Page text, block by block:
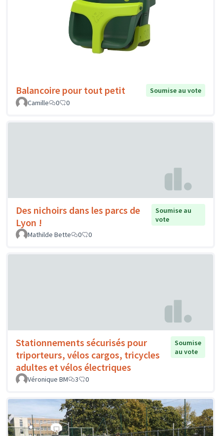
Balancoire pour tout petit
Soumise au vote
Camille
0 0
Des nichoirs dans les parcs de
Lyon !
Soumise au
vote
Mathilde Bette
0 0
Stationnements sécurisés pour
triporteurs, vélos cargos, tricycles
adultes et vélos électriques
Soumise
au vote
Véronique BM 3 0